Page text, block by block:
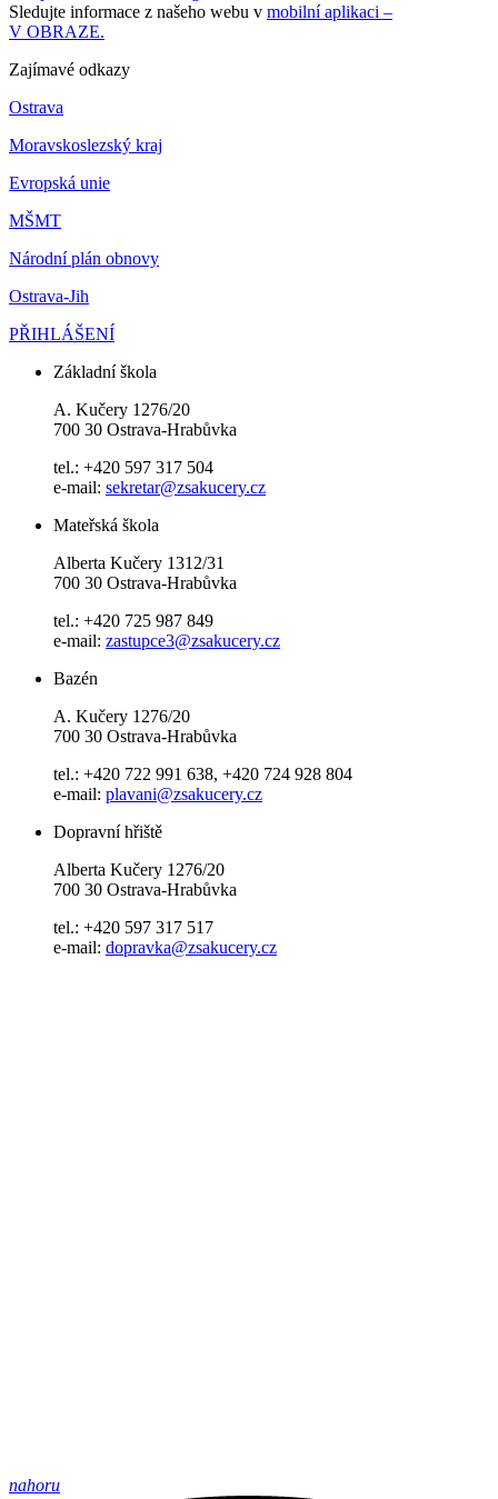
Sledujte informace z našeho webu v mobilní aplikaci –
V OBRAZE.
Zajímavé odkazy
Ostrava
Moravskoslezský kraj
Evropská unie
MŠMT
Národní plán obnovy
Ostrava-Jih
PŘIHLÁŠENÍ
Základní škola
A. Kučery 1276/20
700 30 Ostrava-Hrabůvka
tel.: +420 597 317 504
e-mail: sekretar@zsakucery.cz
Mateřská škola
Alberta Kučery 1312/31
700 30 Ostrava-Hrabůvka
tel.: +420 725 987 849
e-mail: zastupce3@zsakucery.cz
Bazén
A. Kučery 1276/20
700 30 Ostrava-Hrabůvka
tel.: +420 722 991 638, +420 724 928 804
e-mail: plavani@zsakucery.cz
Dopravní hřiště
Alberta Kučery 1276/20
700 30 Ostrava-Hrabůvka
tel.: +420 597 317 517
e-mail: dopravka@zsakucery.cz
nahoru